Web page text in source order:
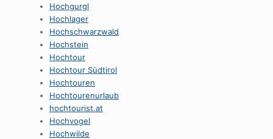
Hochgurgl
Hochlager
Hochschwarzwald
Hochstein
Hochtour
Hochtour Südtirol
Hochtouren
Hochtourenurlaub
hochtourist.at
Hochvogel
Hochwilde